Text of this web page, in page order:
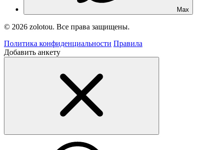
Max
© 2026 zolotou. Все права защищены.
Политика конфиденциальности Правила
Добавить анкету